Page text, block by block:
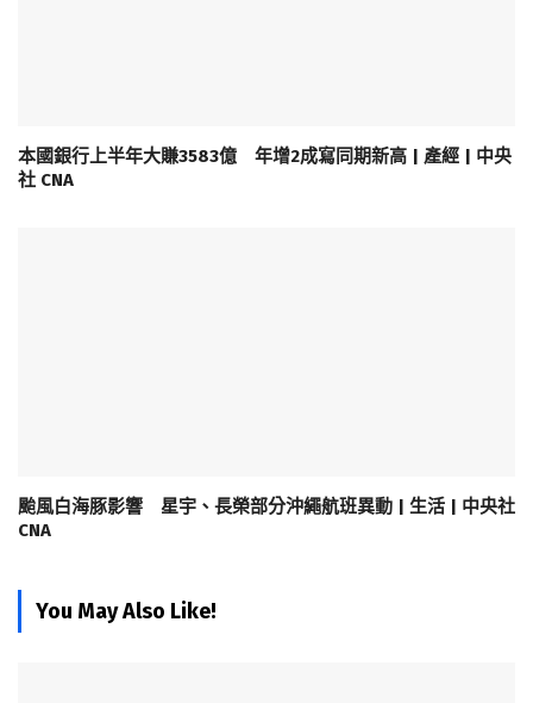
本國銀行上半年大賺3583億 年增2成寫同期新高 | 產經 | 中央
社 CNA
颱風白海豚影響 星宇、長榮部分沖繩航班異動 | 生活 | 中央社
CNA
You May Also Like!